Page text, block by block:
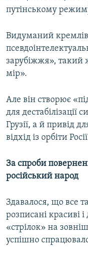
путінському
Видуманий
зарубіжжя», такий
мір».
Але він створює
для дестабілізації
Грузії, а й привід
відхід із орбіти
За спроби
російський народ
Здавалося, що все
розписані красиві
«стрілок» на
успішно